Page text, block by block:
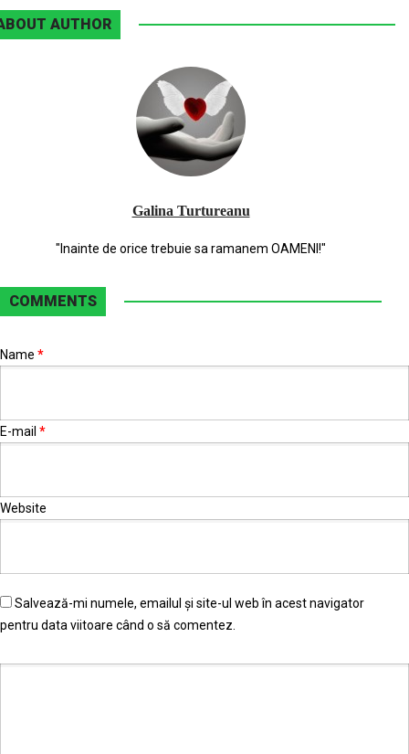
AUTHOR
Galina Turtureanu
"Inainte de orice trebuie sa ramanem OAMENI!"
COMMENTS
Name *
E-mail *
Website
Salvează-mi numele, emailul și site-ul web în acest navigator
pentru data viitoare când o să comentez.